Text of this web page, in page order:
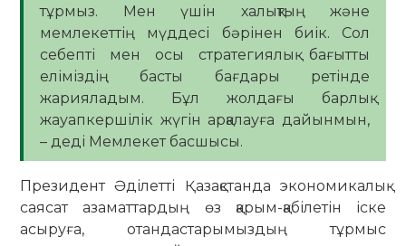
тұрмыз. Мен үшін халықтың және
мемлекеттің мүддесі бәрінен биік. Сол
себепті мен осы стратегиялық бағытты
еліміздің басты бағдары ретінде
жарияладым. Бұл жолдағы барлық
жауапкершілік жүгін арқалауға дайынмын,
– деді Мемлекет басшысы.
Президент Әділетті Қазақстанда экономикалық
саясат азаматтардың өз қарым-қабілетін іске
асыруға, отандастарымыздың тұрмыс